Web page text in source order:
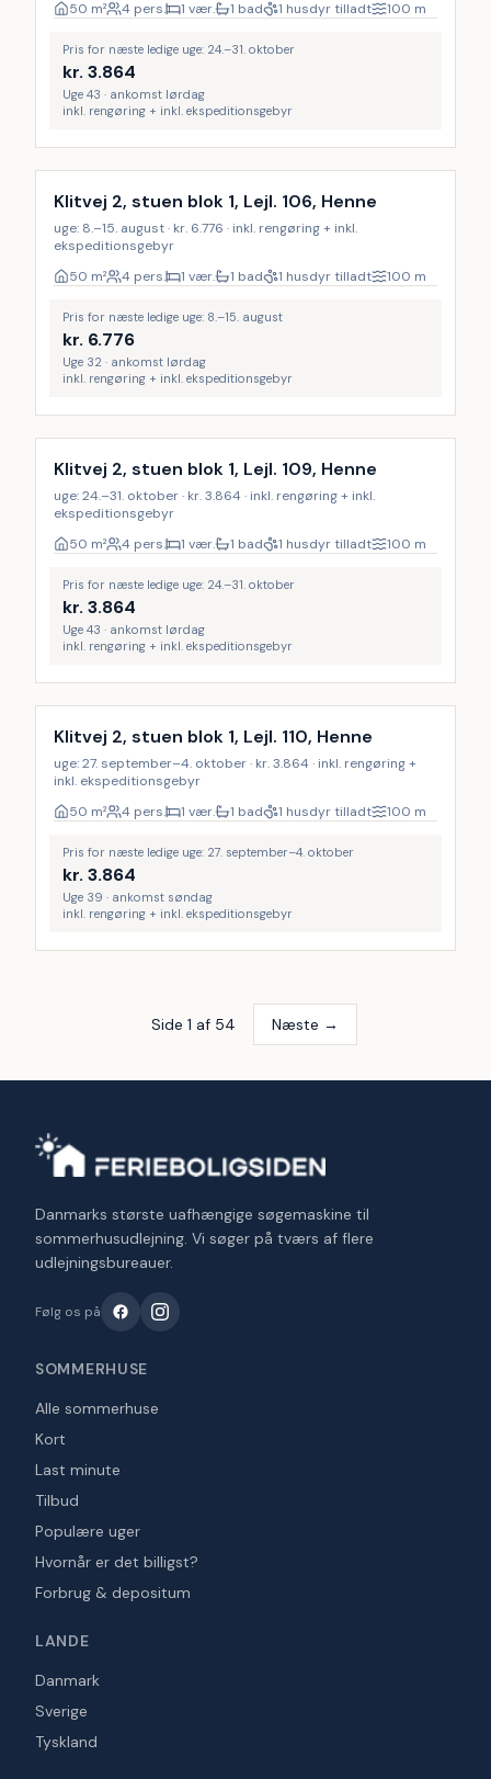
50 m² 4 pers. 1 vær. 1 bad 1 husdyr tilladt 100 m
Pris for næste ledige uge: 24.–31. oktober
kr. 3.864
Uge 43 · ankomst lørdag
inkl. rengøring + inkl. ekspeditionsgebyr
Inkl. rengøring
Klitvej 2, stuen blok 1, Lejl. 106, Henne
uge: 8.–15. august · kr. 6.776 · inkl. rengøring + inkl.
ekspeditionsgebyr
50 m² 4 pers. 1 vær. 1 bad 1 husdyr tilladt 100 m
Pris for næste ledige uge: 8.–15. august
kr. 6.776
Uge 32 · ankomst lørdag
inkl. rengøring + inkl. ekspeditionsgebyr
Inkl. rengøring
Klitvej 2, stuen blok 1, Lejl. 109, Henne
uge: 24.–31. oktober · kr. 3.864 · inkl. rengøring + inkl.
ekspeditionsgebyr
50 m² 4 pers. 1 vær. 1 bad 1 husdyr tilladt 100 m
Pris for næste ledige uge: 24.–31. oktober
kr. 3.864
Uge 43 · ankomst lørdag
inkl. rengøring + inkl. ekspeditionsgebyr
Inkl. rengøring
Klitvej 2, stuen blok 1, Lejl. 110, Henne
uge: 27. september–4. oktober · kr. 3.864 · inkl. rengøring +
inkl. ekspeditionsgebyr
50 m² 4 pers. 1 vær. 1 bad 1 husdyr tilladt 100 m
Pris for næste ledige uge: 27. september–4. oktober
kr. 3.864
Uge 39 · ankomst søndag
inkl. rengøring + inkl. ekspeditionsgebyr
Side 1 af 54 Næste →
Danmarks største uafhængige søgemaskine til
sommerhusudlejning. Vi søger på tværs af flere
udlejningsbureauer.
Følg os på
SOMMERHUSE
Alle sommerhuse
Kort
Last minute
Tilbud
Populære uger
Hvornår er det billigst?
Forbrug & depositum
LANDE
Danmark
Sverige
Tyskland